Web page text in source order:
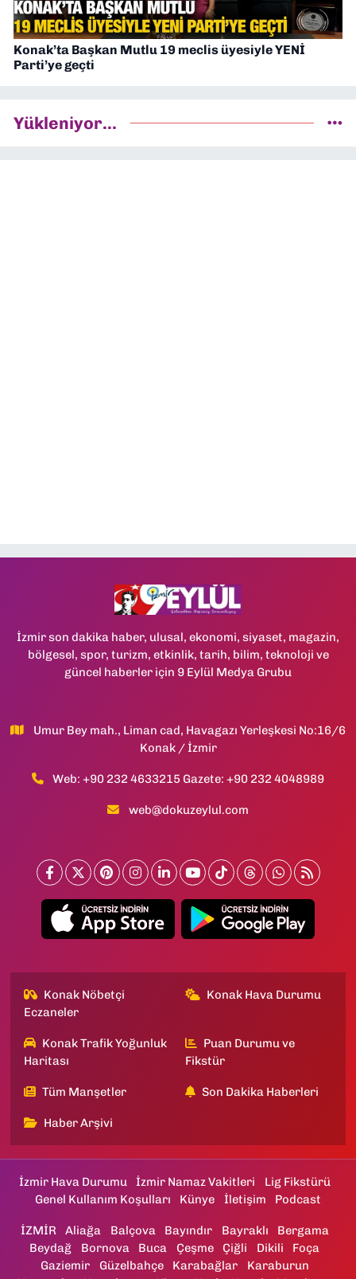
Konak’ta Başkan Mutlu 19 meclis üyesiyle YENİ
Parti’ye geçti
Yükleniyor...
İzmir son dakika haber, ulusal, ekonomi, siyaset, magazin,
bölgesel, spor, turizm, etkinlik, tarih, bilim, teknoloji ve
güncel haberler için 9 Eylül Medya Grubu
Umur Bey mah., Liman cad, Havagazı Yerleşkesi No:16/6
Konak / İzmir
Web: +90 232 4633215 Gazete: +90 232 4048989
web@dokuzeylul.com
Konak Nöbetçi
Eczaneler
Konak Hava Durumu
Konak Trafik Yoğunluk
Haritası
Puan Durumu ve
Fikstür
Tüm Manşetler Son Dakika Haberleri
Haber Arşivi
İzmir Hava Durumu İzmir Namaz Vakitleri
Lig Fikstürü
Genel Kullanım Koşulları
Künye İletişim Podcast
İZMİR Aliağa Balçova Bayındır Bayraklı
Bergama
Beydağ
Bornova Buca Çeşme Çiğli Dikili
Foça
Gaziemir
Güzelbahçe Karabağlar
Karaburun